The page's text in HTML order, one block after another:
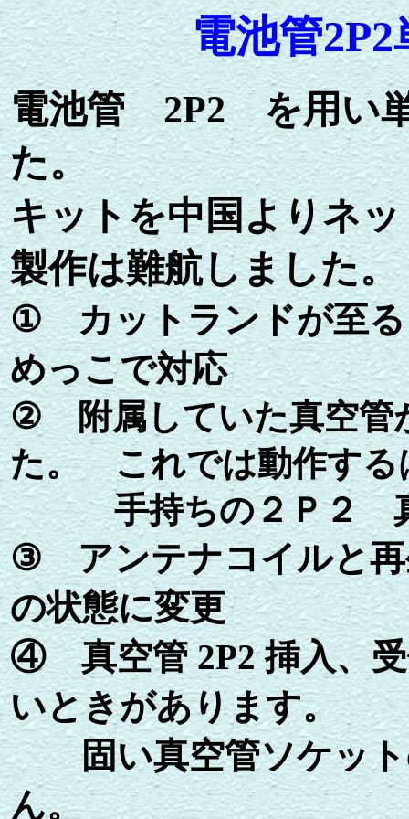
電池管
電池管 2P2 を用い
た。
キットを中国よりネ
製作は難航しました。
①
カットランドが至
めっこで対応
②附属していた真空管
た。 これでは動作する
手持ちの２Ｐ２ 真
③ アンテナコイルと再
の状態に変更
④ 真空管 2P2 挿入、受
いときがあります。
固い真空管ソケット
ん。